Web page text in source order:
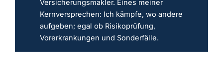
Versicherungsmakler. Eines meiner
Kernversprechen: Ich kämpfe, wo andere
aufgeben; egal ob Risikoprüfung,
Vorerkrankungen und Sonderfälle.